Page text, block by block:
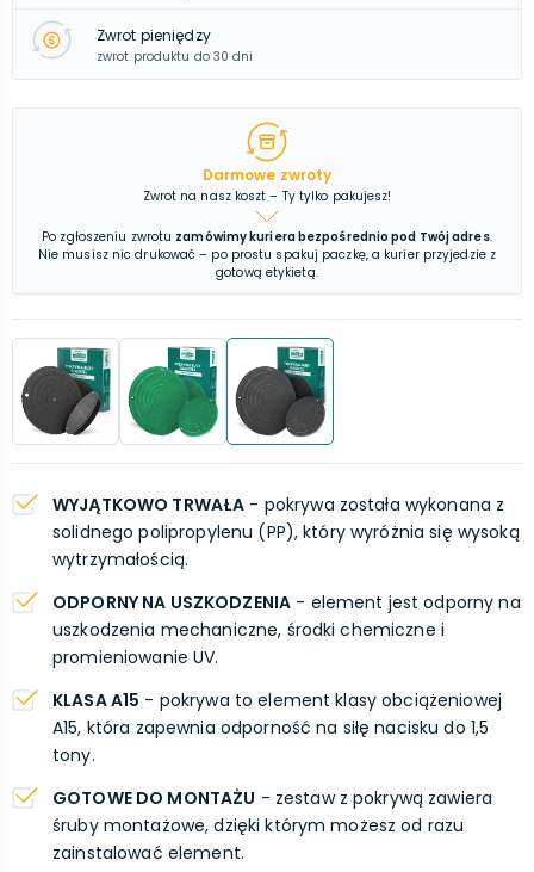
Zwrot pieniędzy
zwrot produktu do 30 dni
Darmowe zwroty
Zwrot na nasz koszt – Ty tylko pakujesz!
Po zgłoszeniu zwrotu zamówimy kuriera bezpośrednio pod Twój adres.
Nie musisz nic drukować – po prostu spakuj paczkę, a kurier przyjedzie z
gotową etykietą.
WYJĄTKOWO TRWAŁA - pokrywa została wykonana z
solidnego polipropylenu (PP), który wyróżnia się wysoką
wytrzymałością.
ODPORNY NA USZKODZENIA - element jest odporny na
uszkodzenia mechaniczne, środki chemiczne i
promieniowanie UV.
KLASA A15 - pokrywa to element klasy obciążeniowej
A15, która zapewnia odporność na siłę nacisku do 1,5
tony.
GOTOWE DO MONTAŻU - zestaw z pokrywą zawiera
śruby montażowe, dzięki którym możesz od razu
zainstalować element.